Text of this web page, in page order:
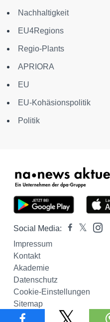
Nachhaltigkeit
EU4Regions
Regio-Plants
APRIORA
EU
EU-Kohäsionspolitik
Politik
Social Media:
Impressum
Kontakt
Akademie
Datenschutz
Cookie-Einstellungen
Sitemap